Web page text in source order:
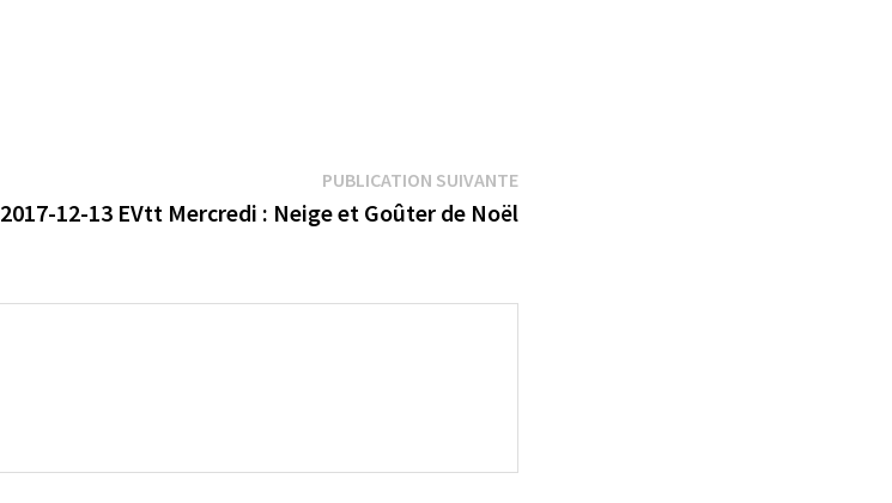
PUBLICATION SUIVANTEPublication
2017-12-13 EVtt Mercredi : Neige et Goûter de Noël